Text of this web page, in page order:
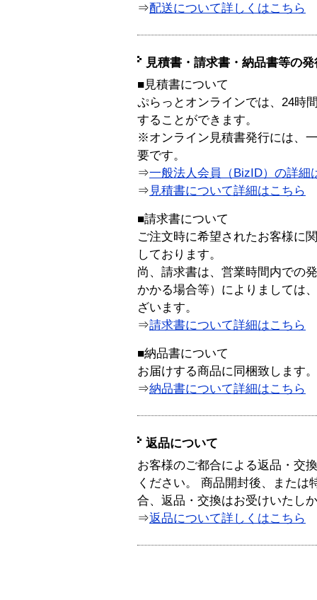
⇒配送について詳しくはこちら
見積書・請求書・納品書等の
■見積書について
ぷらっとオンラインでは、24時
することができます。
※オンライン見積書発行には、
要です。
⇒一般法人会員（BizID）の詳細
⇒ 見積書について詳細はこちら
■請求書について
ご注文時に希望されたお客様に
しております。
尚、請求書は、営業時間内での
かかる場合等）によりましては
ざいます。
⇒請求書について詳細はこちら
■納品書について
お届けする商品に同梱致します。
⇒納品書について詳細はこちら
返品について
お客様のご都合による返品・交
ください。 商品開封後、または
合、返品・交換はお受けいたし
⇒返品について詳しくはこちら